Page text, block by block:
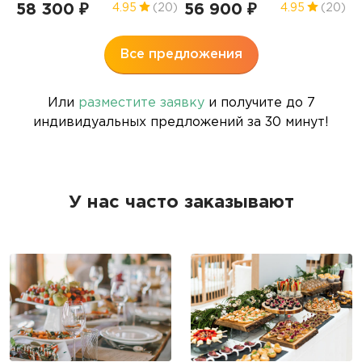
58 300 ₽ 4.95 (20) 56 900 ₽ 4.95 (20)
Все предложения
Или разместите заявкуи получите до 7
индивидуальных предложений за 30 минут!
У нас часто заказывают